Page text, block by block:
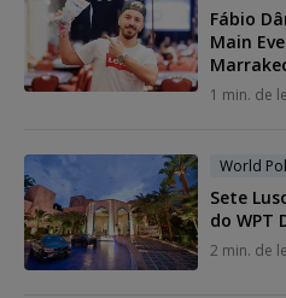
Fábio
Main
1 min. de
World
Sete
do WPT
2 min. de